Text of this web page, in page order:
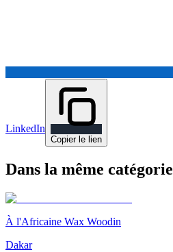
LinkedIn
Copier le lien
Dans la même catégorie
À l'Africaine Wax Woodin
Dakar